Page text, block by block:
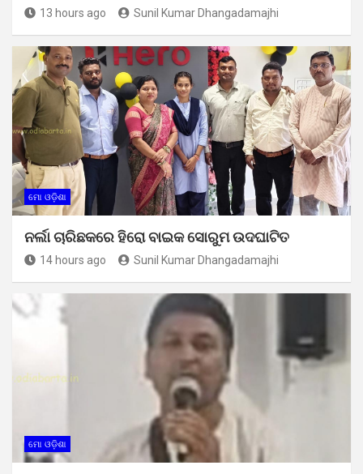
13 hours ago Sunil Kumar Dhangadamajhi
ମୋ ଓଡ଼ିଶା
ନର୍ଲା ଚାରିଛକରେ ହିରୋ ବାଇକ ସୋରୁମ ଉଦଘାଟିତ
14 hours ago Sunil Kumar Dhangadamajhi
ମୋ ଓଡ଼ିଶା